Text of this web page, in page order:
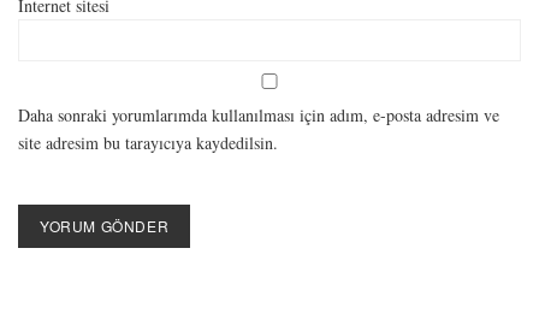
İnternet sitesi
Daha sonraki yorumlarımda kullanılması için adım, e-posta adresim ve
site adresim bu tarayıcıya kaydedilsin.